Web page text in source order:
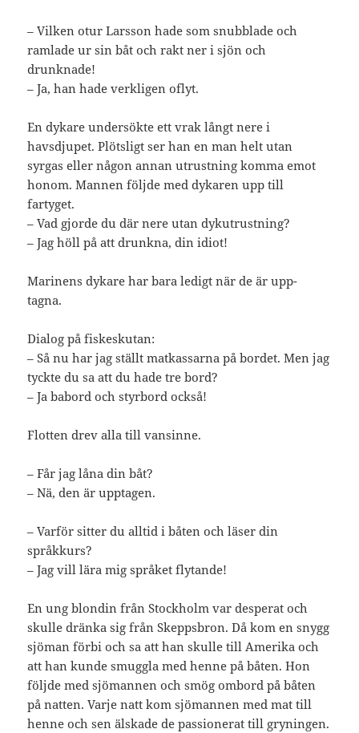
– Vilken otur Larsson hade som snubblade och
ramlade ur sin båt och rakt ner i sjön och
drunknade!
– Ja, han hade verkligen oflyt.
En dykare undersökte ett vrak långt nere i
havsdjupet. Plötsligt ser han en man helt utan
syrgas eller någon annan utrustning komma emot
honom. Mannen följde med dykaren upp till
fartyget.
– Vad gjorde du där nere utan dykutrustning?
– Jag höll på att drunkna, din idiot!
Marinens dykare har bara ledigt när de är upp-
tagna.
Dialog på fiskeskutan:
– Så nu har jag ställt matkassarna på bordet. Men jag
tyckte du sa att du hade tre bord?
– Ja babord och styrbord också!
Flotten drev alla till vansinne.
– Får jag låna din båt?
– Nä, den är upptagen.
– Varför sitter du alltid i båten och läser din
språkkurs?
– Jag vill lära mig språket flytande!
En ung blondin från Stockholm var desperat och
skulle dränka sig från Skeppsbron. Då kom en snygg
sjöman förbi och sa att han skulle till Amerika och
att han kunde smuggla med henne på båten. Hon
följde med sjömannen och smög ombord på båten
på natten. Varje natt kom sjömannen med mat till
henne och sen älskade de passionerat till gryningen.